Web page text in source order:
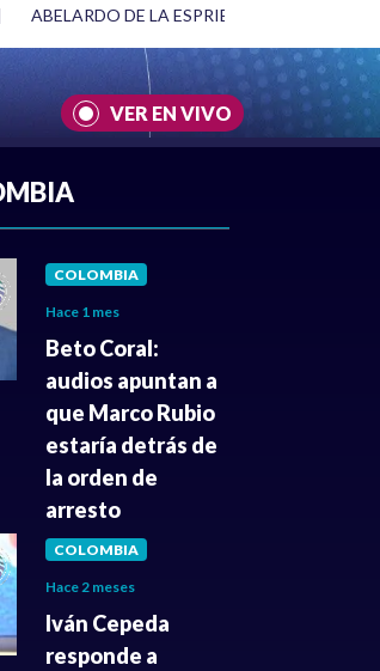
ABELARDO DE LA ESPRIELLA Y DMG
VER EN VIVO
COLOMBIA
Hace 1 mes
Beto Coral:
audios apuntan a
que Marco Rubio
estaría detrás de
la orden de
arresto
COLOMBIA
Hace 2 meses
Iván Cepeda
responde a